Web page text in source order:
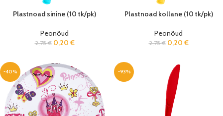
Plastnoad sinine (10 tk/pk)
Peonõud
2,75€ 0,20 €
Plastnoad kollane (10 tk/pk)
Peonõud
2,75€ 0,20 €
-40% -93%